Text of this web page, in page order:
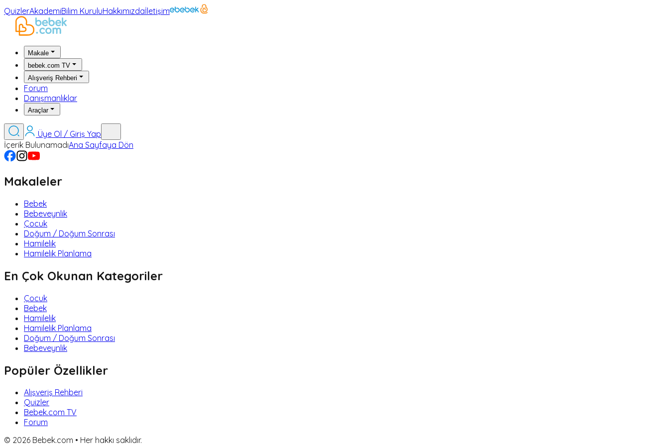
QuizlerAkademiBilim KuruluHakkımızdaİletişim
Makale
bebek.com TV
Alışveriş Rehberi
Forum
Danışmanlıklar
Araçlar
Üye Ol / Giriş Yap
İçerik BulunamadıAna Sayfaya Dön
Makaleler
Bebek
Bebeveynlik
Çocuk
Doğum / Doğum Sonrası
Hamilelik
Hamilelik Planlama
En Çok Okunan Kategoriler
Çocuk
Bebek
Hamilelik
Hamilelik Planlama
Doğum / Doğum Sonrası
Bebeveynlik
Popüler Özellikler
Alışveriş Rehberi
Quizler
Bebek.com TV
Forum
© 2026 Bebek.com • Her hakkı saklıdır.